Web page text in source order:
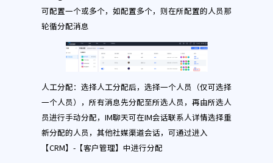
可配置一个或多个，如配置多个，则在所配置的人员那
轮循分配消息
人工分配：选择人工分配后，选择一个人员（仅可选择
一个人员），所有消息先分配至所选人员，再由所选人
员进行手动分配，IM聊天可在IM会话联系人详情选择重
新分配的人员，其他社媒渠道会话，可通过进入
【CRM】-【客户管理】中进行分配